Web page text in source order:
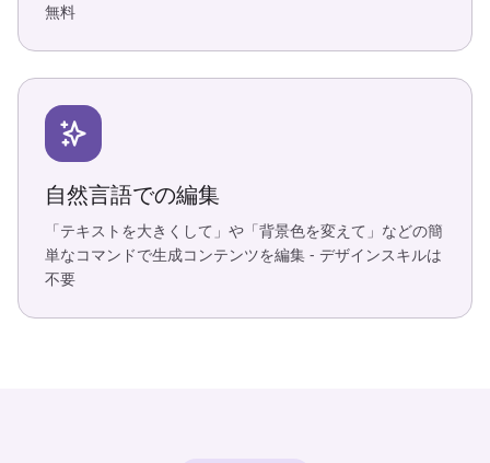
無料
自然言語での編集
「テキストを大きくして」や「背景色を変えて」などの簡
単なコマンドで生成コンテンツを編集 - デザインスキルは
不要